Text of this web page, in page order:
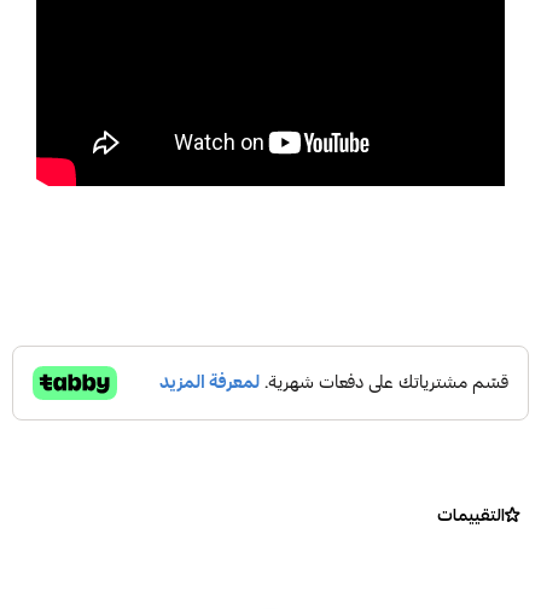
التقييمات